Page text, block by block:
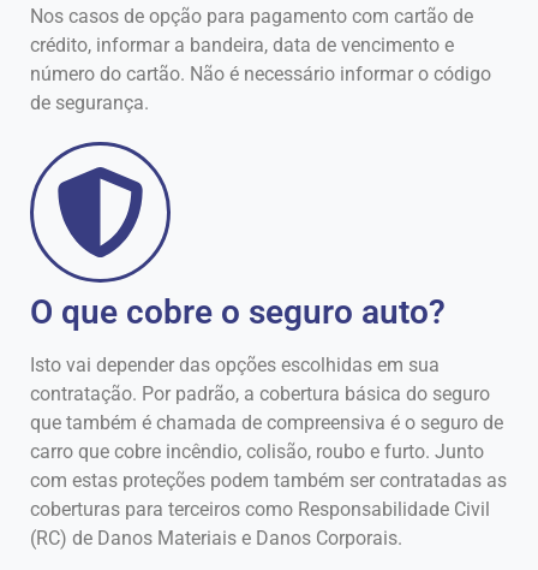
Nos casos de opção para pagamento com cartão de
crédito, informar a bandeira, data de vencimento e
número do cartão. Não é necessário informar o código
de segurança.
O que cobre o seguro auto?
Isto vai depender das opções escolhidas em sua
contratação. Por padrão, a cobertura básica do seguro
que também é chamada de compreensiva é o seguro de
carro que cobre incêndio, colisão, roubo e furto. Junto
com estas proteções podem também ser contratadas as
coberturas para terceiros como Responsabilidade Civil
(RC) de Danos Materiais e Danos Corporais.